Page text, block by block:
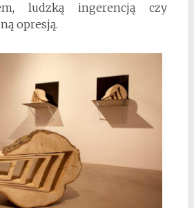
ludzką ingerencją czy
opresją.